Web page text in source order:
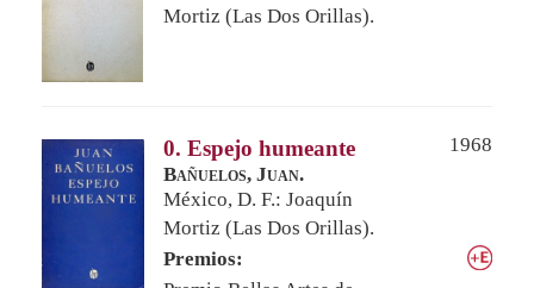
Mortiz (Las Dos Orillas).
0. Espejo humeante
1968
Bañuelos, Juan.
México, D. F.: Joaquín
Mortiz (Las Dos Orillas).
Premios: